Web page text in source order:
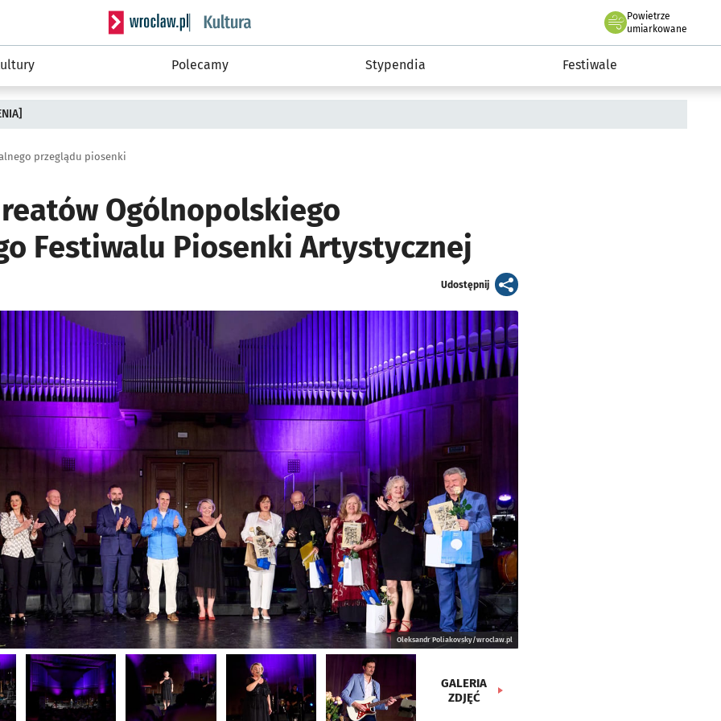
Serwis informacyjny wroclaw.pl podserwis: Kultura
Powietrze
we Wrocławiu
umiarkowane
Polecamy Stypendia Festiwale
przeglądu piosenki
Ogólnopolskiego
Festiwalu Piosenki Artystycznej
Udostępnijartykuł
Oleksandr Poliakovsky/wroclaw.pl
GALERIA
ZDJĘĆ